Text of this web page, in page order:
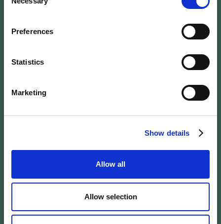
Selection
Preferences
Statistics
Marketing
Show details
Allow all
Allow selection